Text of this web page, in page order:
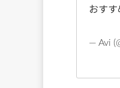
おすす
— Avi